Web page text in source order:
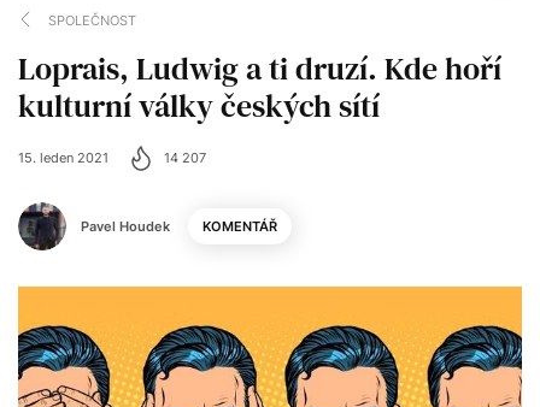
SPOLEČNOST
Loprais, Ludwig a ti druzí. Kde hoří
kulturní války českých sítí
Pavel Houdek
15. leden 2021 14 207
KOMENTÁŘ